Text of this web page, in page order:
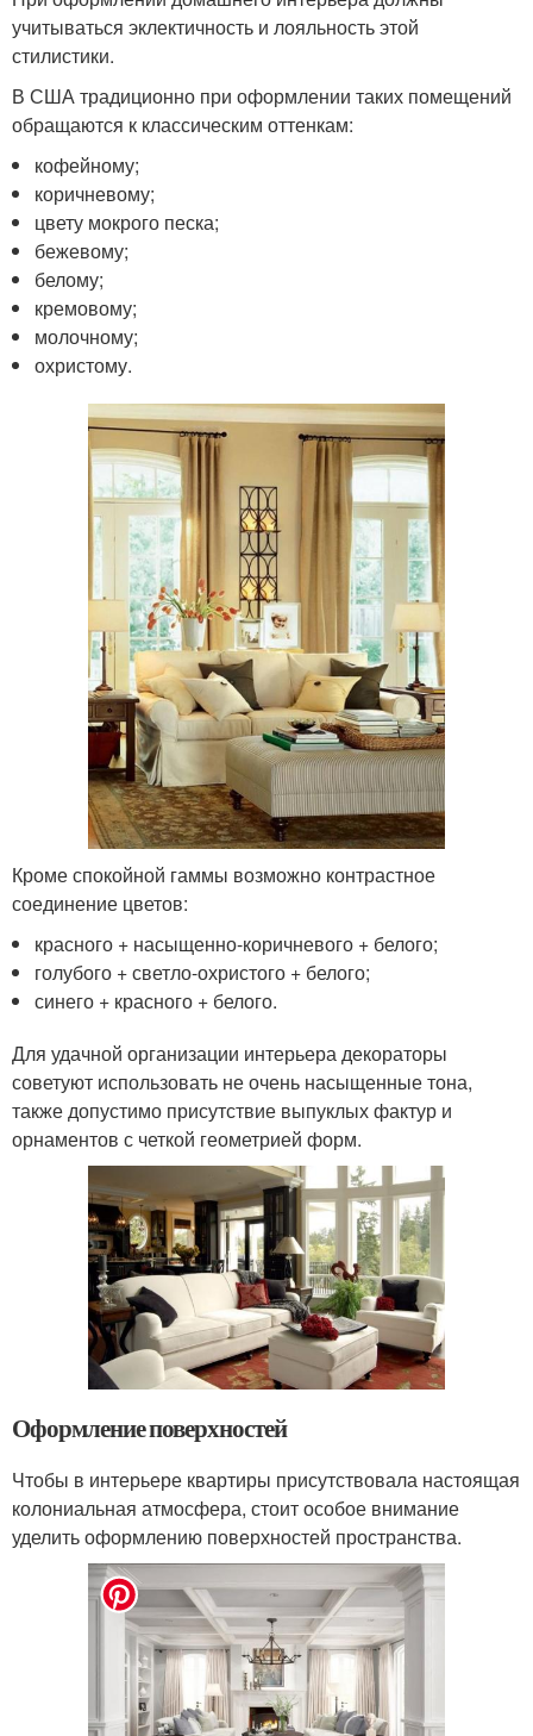
учитываться эклектичность и лояльность этой
стилистики.
В США традиционно при оформлении таких помещений
обращаются к классическим оттенкам:
кофейному;
коричневому;
цвету мокрого песка;
бежевому;
белому;
кремовому;
молочному;
охристому.
Кроме спокойной гаммы возможно контрастное
соединение цветов:
красного + насыщенно-коричневого + белого;
голубого + светло-охристого + белого;
синего + красного + белого.
Для удачной организации интерьера декораторы
советуют использовать не очень насыщенные тона,
также допустимо присутствие выпуклых фактур и
орнаментов с четкой геометрией форм.
Оформление поверхностей
Чтобы в интерьере квартиры присутствовала настоящая
колониальная атмосфера, стоит особое внимание
уделить оформлению поверхностей пространства.